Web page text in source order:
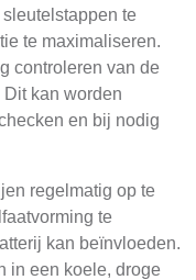
te
te maximaliseren.
controleren van de
kan worden
en bij nodig
regelmatig op te
te
kan beïnvloeden.
in een koele, droge